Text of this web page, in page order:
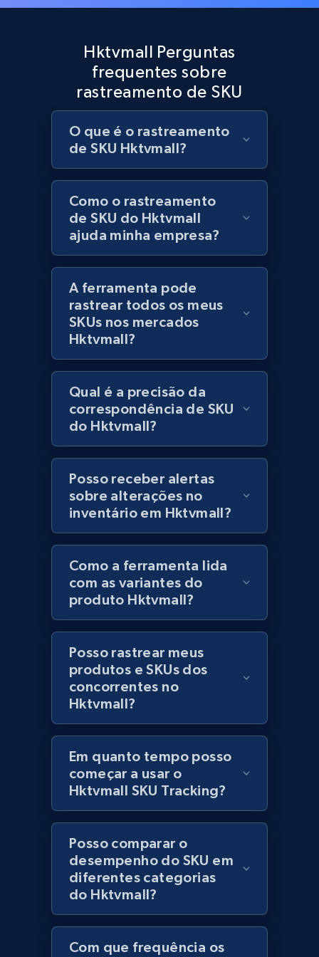
Best Buy products
Currency, Discount, Initial price, and more.
1.1K+ 149+ Comece agora
URL, Product id, Title, Images, Final price,
Currency, Discount, Initial price, and more.
1.1K+ 149+ Comece agora
Lazada - Products
URL, Title, Rating, Reviews, Initial price, Final
price, Currency, Stock, and more.
991+ 164+ Comece agora
keyword
URL, Title, Rating, Reviews, Initial price, Final
991+ 164+ Comece agora
Lazada - Products - Discover products by
category URL or brand URL
URL, Title, Rating, Reviews, Initial price, Final
price, Currency, Stock, and more.
991+ 164+ Comece agora
Lazada - Products - Discover products by
seller URL
URL, Title, Rating, Reviews, Initial price, Final
price, Currency, Stock, and more.
991+ 164+
Hktvmall Perguntas
frequentes sobre
rastreamento de SKU
O que é o rastreamento
de SKU Hktvmall?
Como o rastreamento
de SKU do Hktvmall
ajuda minha empresa?
A ferramenta pode
rastrear todos os meus
SKUs nos mercados
Hktvmall?
Qual é a precisão da
correspondência de SKU
do Hktvmall?
Posso receber alertas
sobre alterações no
inventário em Hktvmall?
Como a ferramenta lida
com as variantes do
produto Hktvmall?
Posso rastrear meus
produtos e SKUs dos
concorrentes no
Hktvmall?
Em quanto tempo posso
começar a usar o
Hktvmall SKU Tracking?
Posso comparar o
desempenho do SKU em
diferentes categorias
do Hktvmall?
Com que frequência os